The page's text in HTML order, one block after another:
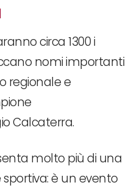
circa 1300 i
nomi importanti
regionale e
Calcaterra.
molto più di una
è un evento